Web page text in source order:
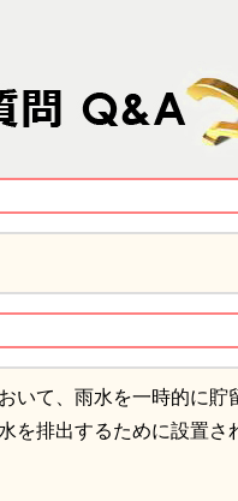
いて、雨水を一時的に
排出するために設置さ